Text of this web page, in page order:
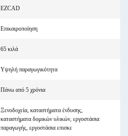
EZCAD
Επικαιροποίηση
65 κιλά
Υψηλή παραγωγικότητα
Πάνω από 5 χρόνια
Ξενοδοχεία, καταστήματα ένδυσης,
καταστήματα δομικών υλικών, εργοστάσια
παραγωγής, εργοστάσια επισκε